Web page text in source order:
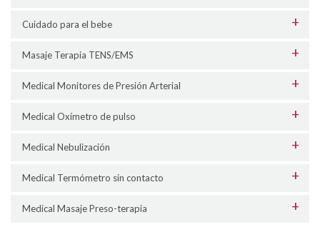
Cuidado para el bebe
Masaje Terapia TENS/EMS
Medical Monitores de Presión Arterial
Medical Oxímetro de pulso
Medical Nebulización
Medical Termómetro sin contacto
Medical Masaje Preso-terapia